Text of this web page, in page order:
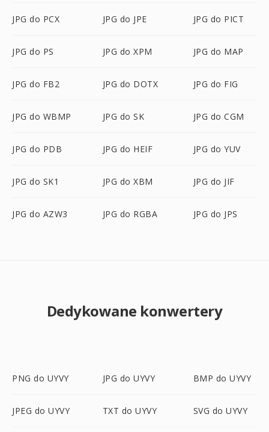
JPG do PCX JPG do JPE JPG do PICT
JPG do PS JPG do XPM JPG do MAP
JPG do FB2 JPG do DOTX JPG do FIG
JPG do WBMP JPG do SK JPG do CGM
JPG do PDB JPG do HEIF JPG do YUV
JPG do SK1 JPG do XBM JPG do JIF
JPG do AZW3 JPG do RGBA JPG do JPS
Dedykowane konwertery
PNG do UYVY JPG do UYVY BMP do UYVY
JPEG do UYVY TXT do UYVY SVG do UYVY